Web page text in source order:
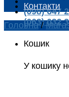
(098) 647
(063) 032
Кошик
У кошику
Контакти
Головна /